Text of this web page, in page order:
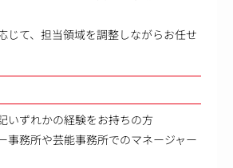
じて、担当領域を調整しながらお任せ
いずれかの経験をお持ちの方
事務所や芸能事務所でのマネージャー